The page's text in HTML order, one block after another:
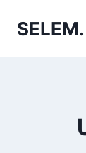
SELEM.